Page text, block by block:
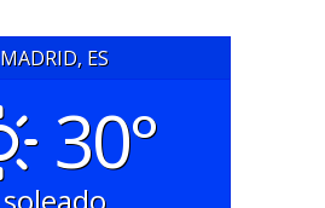
MADRID, ES
30°